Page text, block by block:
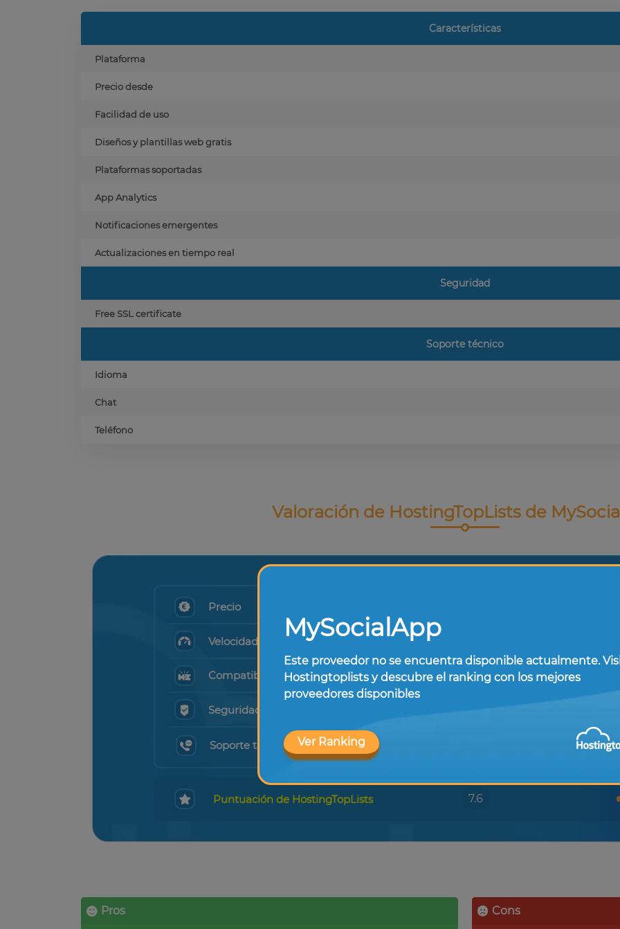
MySocialApp
Este proveedor no se encuentra disponible actualmente.
Hostingtoplists y descubre el ranking con los mejores
proveedores disponibles
Ver Ranking
Características
Plataforma
Precio desde
Facilidad de uso
Diseños y plantillas web gratis
Plataformas soportadas
App Analytics
Notificaciones emergentes
Actualizaciones en tiempo real
Seguridad
Free SSL certificate
Soporte técnico
Idioma
Chat
Teléfono
Valoración de HostingTopLists de
Precio
Velocidad y rendimiento
Compatibilidad 9
Seguridad 9
Soporte técnico
Puntuación de HostingTopLists 7.6
Pros Cons